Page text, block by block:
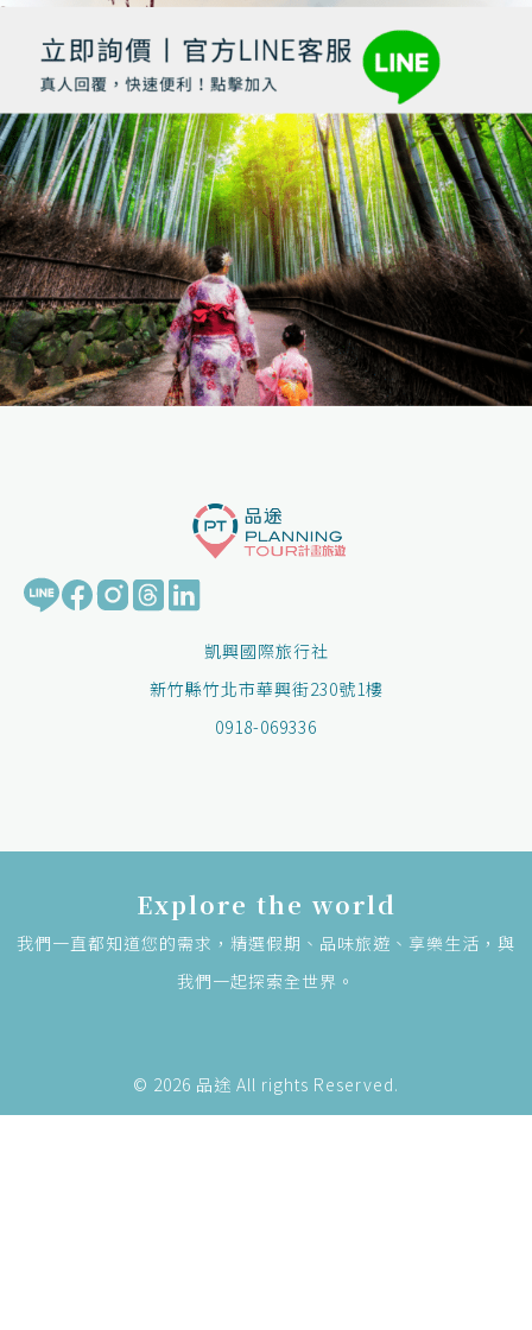
凱興國際旅行社
新竹縣竹北市華興街230號1樓
0918-069336
Explore the world
我們一直都知道您的需求，精選假期、品味旅遊、享樂生活，與
我們一起探索全世界。
© 2026 品途 All rights Reserved.